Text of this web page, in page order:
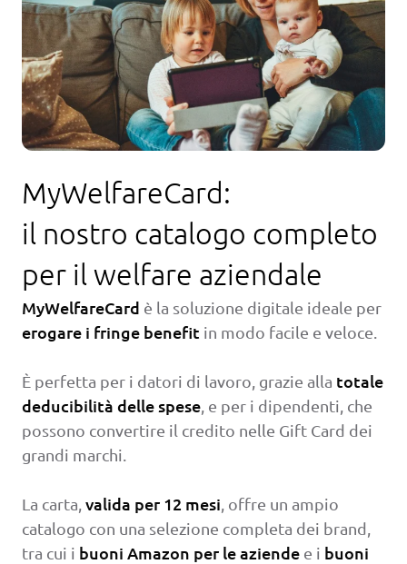
MyWelfareCard:
il nostro catalogo completo
per il welfare aziendale
MyWelfareCard è la soluzione digitale ideale per
erogare i fringe benefit in modo facile e veloce.
È perfetta per i datori di lavoro, grazie alla totale
deducibilità delle spese , e per i dipendenti, che
possono convertire il credito nelle Gift Card dei
grandi marchi.
La carta, valida per 12 mesi , offre un ampio
catalogo con una selezione completa dei brand,
tra cui i buoni Amazon per le aziende e i buoni